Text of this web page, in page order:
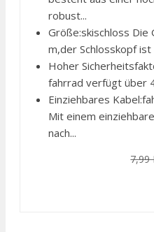
robust...
Größe:skischloss
m,der Schlosskopf ist
Hoher
fahrrad verfügt über
Einziehbares
Mit einem
nach...
7,99